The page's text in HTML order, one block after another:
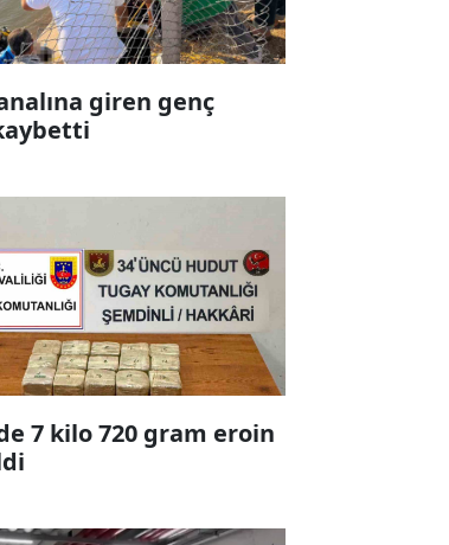
giren genç
7 kilo 720 gram eroin